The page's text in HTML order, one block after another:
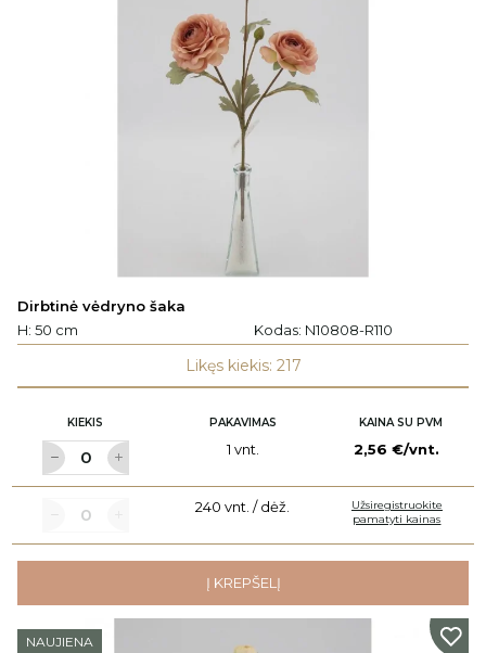
Dirbtinė vėdryno šaka
H: 50 cm
Kodas: N10808-R110
Likęs kiekis: 217
KIEKIS PAKAVIMAS KAINA SU PVM
1 vnt. 2,56 €/vnt.
240 vnt. / dėž.
Užsiregistruokite
pamatyti kainas
Į KREPŠELĮ
NAUJIENA